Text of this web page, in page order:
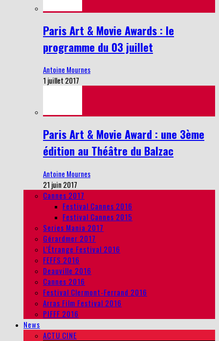
Paris Art & Movie Awards : le
programme du 03 juillet
Antoine Mournes
1 juillet 2017
Paris Art & Movie Award : une 3ème
édition au Théâtre du Balzac
Antoine Mournes
21 juin 2017
Cannes 2017
Festival Cannes 2016
Festival Cannes 2015
Series Mania 2017
Gérardmer 2017
L’Étrange Festival 2016
FEFFS 2016
Deauville 2016
Cannes 2016
Festival Clermont-Ferrand 2016
Arras Film Festival 2016
PIFFF 2016
News
ACTU CINE